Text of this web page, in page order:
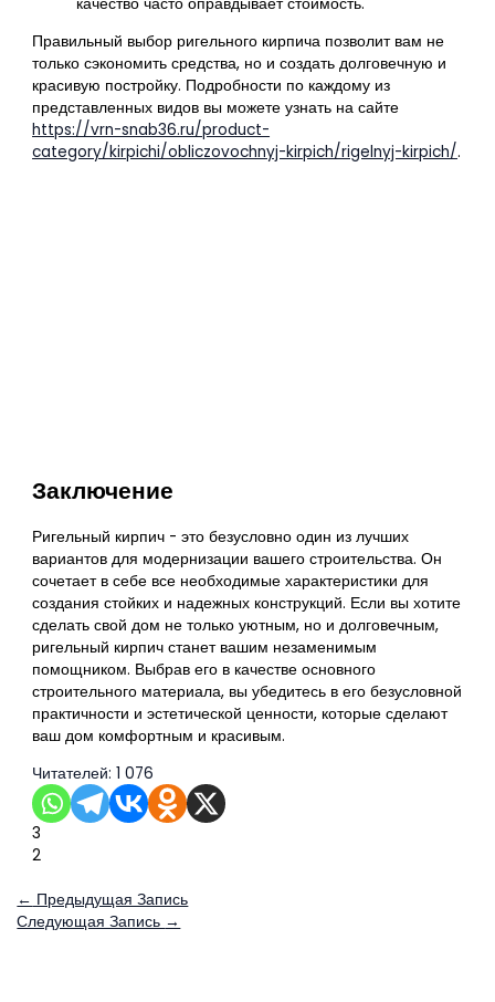
Правильный выбор ригельного кирпича позволит вам не
только сэкономить средства, но и создать долговечную и
красивую постройку. Подробности по каждому из
представленных видов вы можете узнать на сайте
https://vrn-snab36.ru/product-
category/kirpichi/obliczovochnyj-kirpich/rigelnyj-kirpich/.
Заключение
Ригельный кирпич - это безусловно один из лучших
вариантов для модернизации вашего строительства. Он
сочетает в себе все необходимые характеристики для
создания стойких и надежных конструкций. Если вы хотите
сделать свой дом не только уютным, но и долговечным,
ригельный кирпич станет вашим незаменимым
помощником. Выбрав его в качестве основного
строительного материала, вы убедитесь в его безусловной
практичности и эстетической ценности, которые сделают
ваш дом комфортным и красивым.
Читателей: 1 076
3
2
← Предыдущая Запись
Следующая Запись →